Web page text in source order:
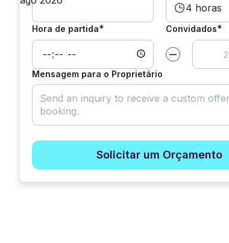
4 horas
Hora de partida* Convidados*
Diminuir valor por
Mensagem para o Proprietário
Solicitar um Orçamento